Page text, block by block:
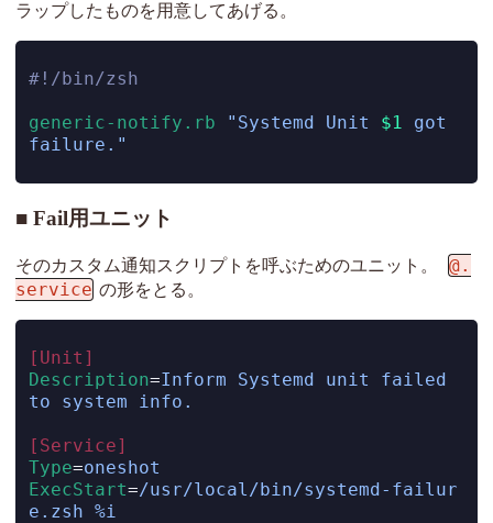
ラップしたものを用意してあげる。
#!/bin/zsh
generic-notify.rb "Systemd Unit $1 got
failure."
Fail用ユニット
そのカスタム通知スクリプトを呼ぶためのユニット。
@.
service の形をとる。
[Unit]
Description=Inform Systemd unit failed
to system info.
[Service]
Type=oneshot
ExecStart=/usr/local/bin/systemd-failur
e.zsh %i